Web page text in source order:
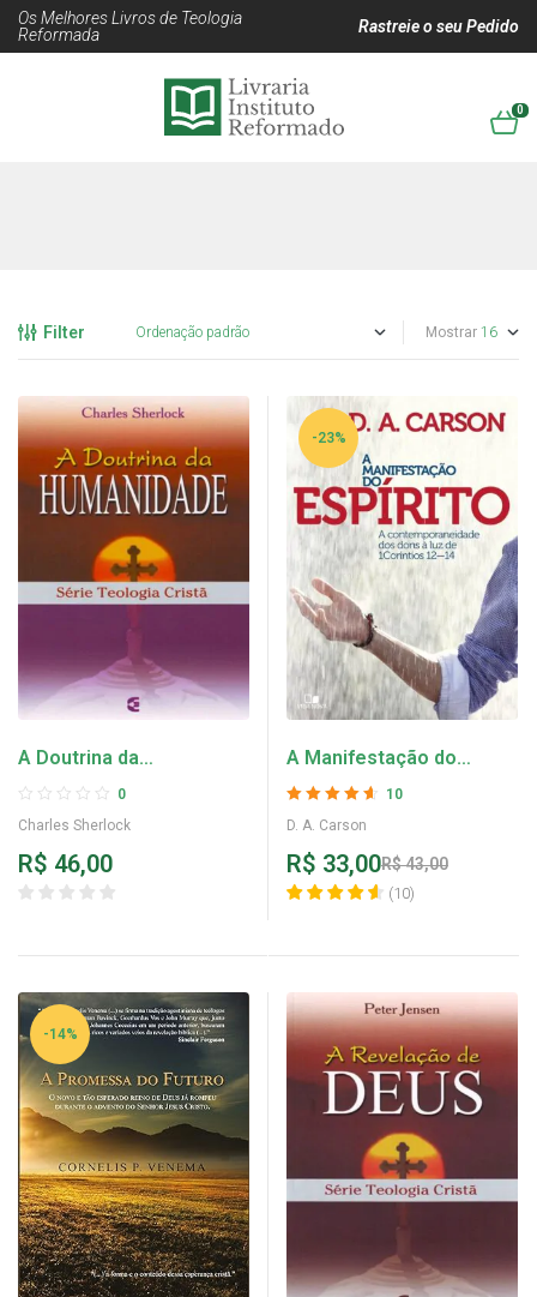
Os Melhores Livros de Teologia
Reformada
Rastreie o seu Pedido
0
Filter Mostrar
A Doutrina da
Humanidade – Charles
Sherlock
0
Charles Sherlock
R$ 46,00
-23%
A Manifestação do
Espírito – D. A. Carson
10
D. A. Carson
R$43,00
R$ 33,00
(10)
-14%